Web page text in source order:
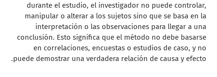
durante el estudio, el investigador no puede controlar,
manipular o alterar a los sujetos sino que se basa en la
interpretación o las observaciones para llegar a una
conclusión. Esto significa que el método no debe basarse
en correlaciones, encuestas o estudios de caso, y no
puede demostrar una verdadera relación de causa y efecto.